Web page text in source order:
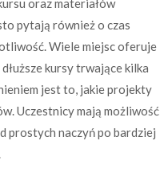
oraz materiałów
pytają również o czas
Wiele miejsc oferuje
kursy trwające kilka
jest to, jakie projekty
Uczestnicy mają możliwość
prostych naczyń po bardziej